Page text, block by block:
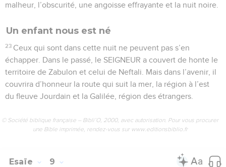
malheur, l’obscurité, une angoisse effrayante et la nuit noire.
Un enfant nous est né
23 Ceux qui sont dans cette nuit ne peuvent pas s’en
échapper. Dans le passé, le SEIGNEUR a couvert de honte le
territoire de Zabulon et celui de Neftali. Mais dans l’avenir, il
couvrira d’honneur la route qui suit la mer, la région à l’est
du fleuve Jourdain et la Galilée, région des étrangers.
© Société biblique française – Bibli’O, 2000, avec autorisation. Pour vous procurer
une Bible imprimée, rendez-vous sur www.editionsbiblio.fr
Esaïe 9